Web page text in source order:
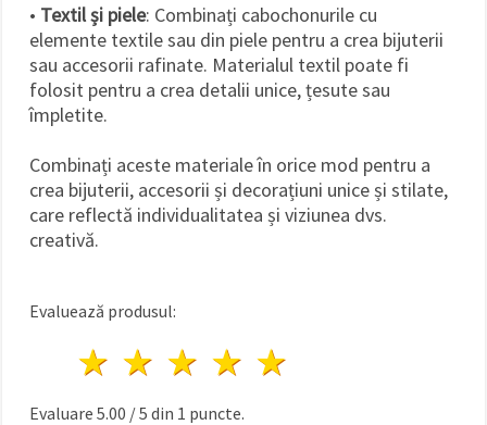
• Textil și piele: Combinați cabochonurile cu
elemente textile sau din piele pentru a crea bijuterii
sau accesorii rafinate. Materialul textil poate fi
folosit pentru a crea detalii unice, țesute sau
împletite.
Combinați aceste materiale în orice mod pentru a
crea bijuterii, accesorii și decorațiuni unice și stilate,
care reflectă individualitatea și viziunea dvs.
creativă.
Evaluează produsul:
4 stele
3 stele
2 stele
1 stea
Evaluare 5.00 /5 din 1 puncte.